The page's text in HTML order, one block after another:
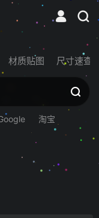
材质贴图 尺寸速查
淘宝